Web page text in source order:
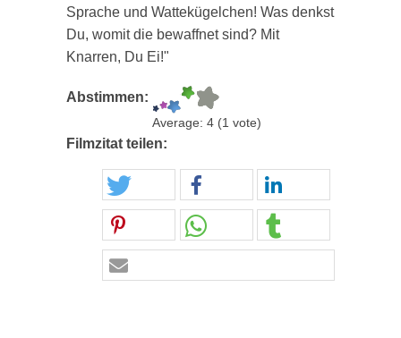
Sprache und Wattekügelchen! Was denkst
Du, womit die bewaffnet sind? Mit
Knarren, Du Ei!"
Abstimmen:
Average: 4 (1 vote)
Filmzitat teilen: